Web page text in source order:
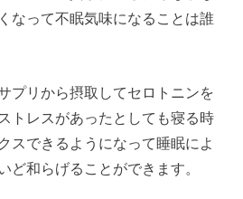
なって不眠気味になることは誰
プリから摂取してセロトニンを
トレスがあったとしても寝る時
スできるようになって睡眠によ
ど和らげることができます。